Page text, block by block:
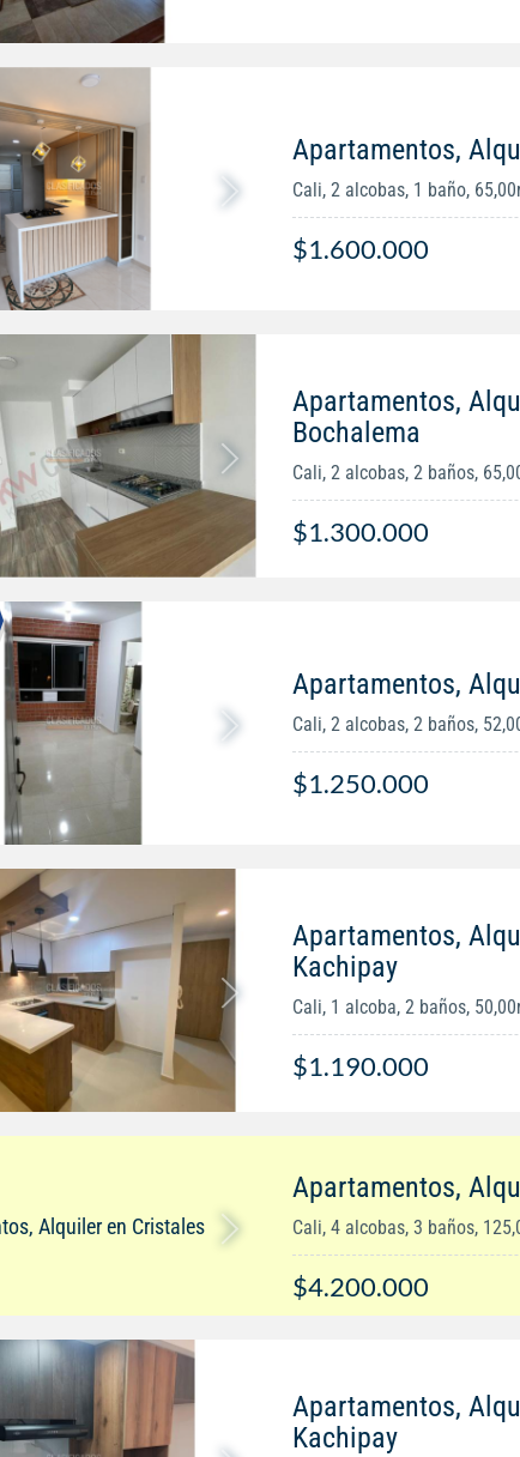
Apartamentos,
Cali, 2 alcobas, 1 baño,
$1.600.000
Apartamentos,
Bochalema
Cali, 2 alcobas, 2 baños,
$1.300.000
Apartamentos,
Cali, 2 alcobas, 2 baños,
$1.250.000
Apartamentos,
Kachipay
Cali, 1 alcoba, 2 baños,
$1.190.000
Apartamentos,
Cali, 4 alcobas, 3 baños,
$4.200.000
Apartamentos,
Kachipay